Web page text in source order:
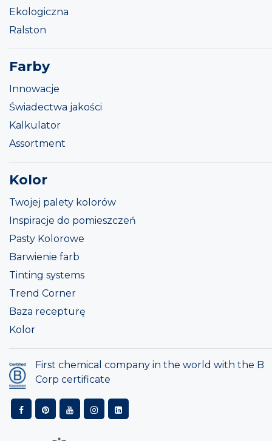
Ekologiczna
Ralston
Farby
Innowacje
Świadectwa jakości
Kalkulator
Assortment
Kolor
Twojej palety kolorów
Inspiracje do pomieszczeń
Pasty Kolorowe
Barwienie farb
Tinting systems
Trend Corner
Baza recepturę
Kolor
First chemical company in the world with the B
Corp certificate